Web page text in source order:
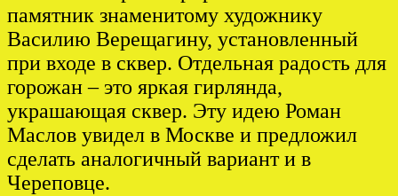
памятник знаменитому художнику
Василию Верещагину, установленный
при входе в сквер. Отдельная радость для
горожан – это яркая гирлянда,
украшающая сквер. Эту идею Роман
Маслов увидел в Москве и предложил
сделать аналогичный вариант и в
Череповце.